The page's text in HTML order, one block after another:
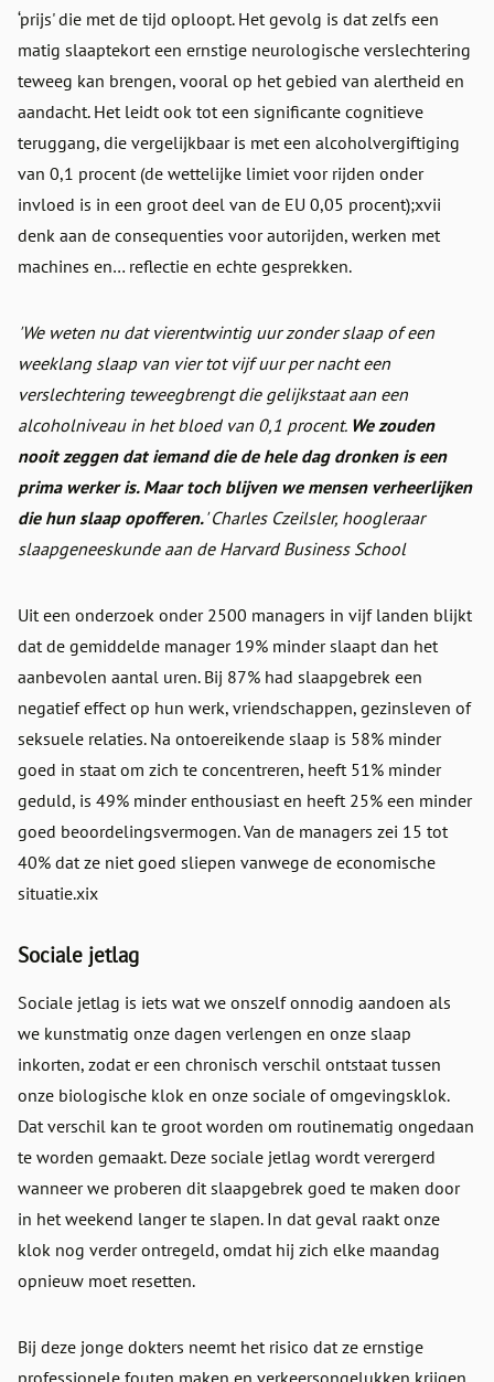
‘prijs' die met de tijd oploopt. Het gevolg is dat zelfs een
matig slaaptekort een ernstige neurologische verslechtering
teweeg kan brengen, vooral op het gebied van alertheid en
aandacht. Het leidt ook tot een significante cognitieve
teruggang, die vergelijkbaar is met een alcoholvergiftiging
van 0,1 procent (de wettelijke limiet voor rijden onder
invloed is in een groot deel van de EU 0,05 procent);xvii
denk aan de consequenties voor autorijden, werken met
machines en… reflectie en echte gesprekken.
'We weten nu dat vierentwintig uur zonder slaap of een
weeklang slaap van vier tot vijf uur per nacht een
verslechtering teweegbrengt die gelijkstaat aan een
alcoholniveau in het bloed van 0,1 procent. We zouden
nooit zeggen dat iemand die de hele dag dronken is een
prima werker is. Maar toch blijven we mensen verheerlijken
die hun slaap opofferen.' Charles Czeilsler, hoogleraar
slaapgeneeskunde aan de Harvard Business School
Uit een onderzoek onder 2500 managers in vijf landen blijkt
dat de gemiddelde manager 19% minder slaapt dan het
aanbevolen aantal uren. Bij 87% had slaapgebrek een
negatief effect op hun werk, vriendschappen, gezinsleven of
seksuele relaties. Na ontoereikende slaap is 58% minder
goed in staat om zich te concentreren, heeft 51% minder
geduld, is 49% minder enthousiast en heeft 25% een minder
goed beoordelingsvermogen. Van de managers zei 15 tot
40% dat ze niet goed sliepen vanwege de economische
situatie.xix
Sociale jetlag
Sociale jetlag is iets wat we onszelf onnodig aandoen als
we kunstmatig onze dagen verlengen en onze slaap
inkorten, zodat er een chronisch verschil ontstaat tussen
onze biologische klok en onze sociale of omgevingsklok.
Dat verschil kan te groot worden om routinematig ongedaan
te worden gemaakt. Deze sociale jetlag wordt verergerd
wanneer we proberen dit slaapgebrek goed te maken door
in het weekend langer te slapen. In dat geval raakt onze
klok nog verder ontregeld, omdat hij zich elke maandag
opnieuw moet resetten.
Bij deze jonge dokters neemt het risico dat ze ernstige
professionele fouten maken en verkeersongelukken krijgen